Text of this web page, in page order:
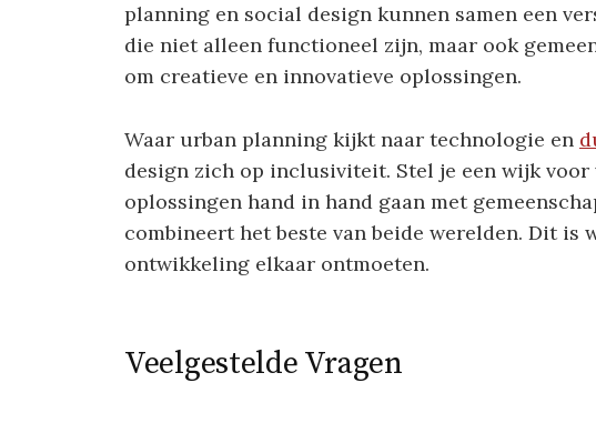
planning en social design kunnen samen een
die niet alleen functioneel zijn, maar ook
om creatieve en innovatieve oplossingen.
Waar urban planning kijkt naar technologie en
design zich op inclusiviteit. Stel je een wijk
oplossingen hand in hand gaan met
combineert het beste van beide werelden. Dit is
ontwikkeling elkaar ontmoeten.
Veelgestelde Vragen